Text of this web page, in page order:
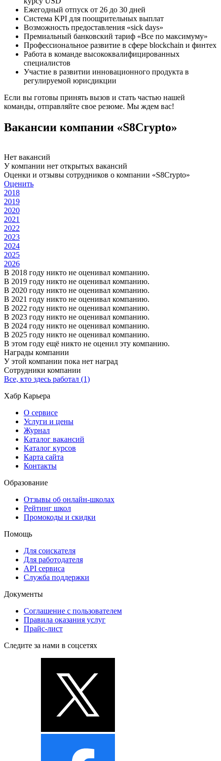
Ежегодный отпуск от 26 до 30 дней
Система KPI для поощрительных выплат
Возможность предоставления «sick days»
Премиальный банковский тариф «Все по максимуму»
Профессиональное развитие в сфере blockchain и финтех
Работа в команде высококвалифицированных
специалистов
Участие в развитии инновационного продукта в
регулируемой юрисдикции
Если вы готовы принять вызов и стать частью нашей
команды, отправляйте свое резюме. Мы ждем вас!
Вакансии компании «S8Crypto»
Нет вакансий
У компании нет открытых вакансий
Оценки и отзывы сотрудников о компании «S8Crypto»
Оценить
2018
2019
2020
2021
2022
2023
2024
2025
2026
В 2018 году никто не оценивал компанию.
В 2019 году никто не оценивал компанию.
В 2020 году никто не оценивал компанию.
В 2021 году никто не оценивал компанию.
В 2022 году никто не оценивал компанию.
В 2023 году никто не оценивал компанию.
В 2024 году никто не оценивал компанию.
В 2025 году никто не оценивал компанию.
В этом году ещё никто не оценил эту компанию.
Награды компании
У этой компании пока нет наград
Сотрудники компании
Все, кто здесь работал (1)
Хабр Карьера
О сервисе
Услуги и цены
Журнал
Каталог вакансий
Каталог курсов
Карта сайта
Контакты
Образование
Отзывы об онлайн-школах
Рейтинг школ
Промокоды и скидки
Помощь
Для соискателя
Для работодателя
API сервиса
Служба поддержки
Документы
Соглашение с пользователем
Правила оказания услуг
Прайс-лист
Следите за нами в соцсетях